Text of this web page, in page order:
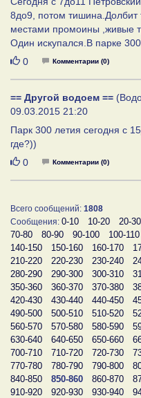
8до9, потом тишина.Долбит
местами промоины ,живые
Один искупался.В парке
Нравится
0 Комментарии (0)
== Другой водоем ==
09.03.2015 21:20
Парк 300 летия сегодня с
где?))
Нравится
0 Комментарии (0)
Всего сообщений: 1808
Сообщения: 0-10 10-20 20-30
70-80
80-90 90-100 100-110
140-150
150-160 160-170
210-220
220-230 230-240
280-290
290-300 300-310
350-360
360-370 370-380
420-430
430-440 440-450
490-500
500-510 510-520
560-570
570-580 580-590
630-640
640-650 650-660
700-710
710-720 720-730
770-780
780-790 790-800
840-850
850-860 860-870
910-920
920-930 930-940